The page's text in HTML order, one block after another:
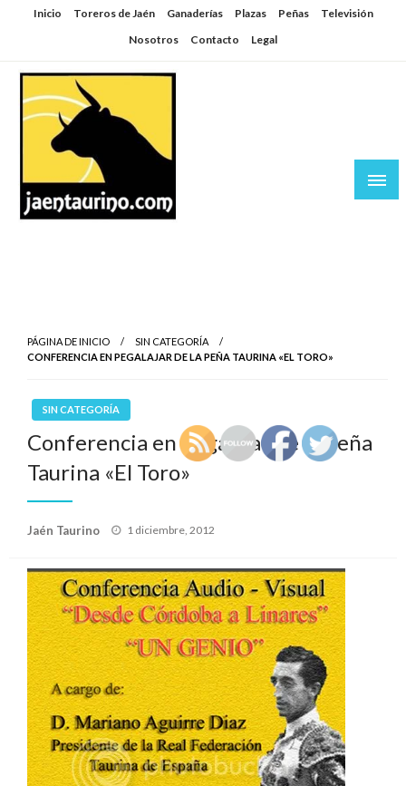
SaltarInicio Toreros de Jaén Ganaderías Plazas Peñas
Televisión
Nosotros
Contacto Legal
PÁGINA DE INICIO
SIN CATEGORÍA
CONFERENCIA EN PEGALAJAR DE LA PEÑA TAURINA «EL TORO»
SIN CATEGORÍA
Conferencia en Pegalajar de la Peña
Taurina «El Toro»
Jaén Taurino
Publicado
1 diciembre, 2012